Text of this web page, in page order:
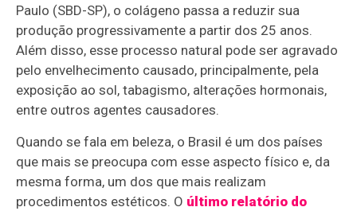
Paulo (SBD-SP), o colágeno passa a reduzir sua
produção progressivamente a partir dos 25 anos.
Além disso, esse processo natural pode ser agravado
pelo envelhecimento causado, principalmente, pela
exposição ao sol, tabagismo, alterações hormonais,
entre outros agentes causadores.
Quando se fala em beleza, o Brasil é um dos países
que mais se preocupa com esse aspecto físico e, da
mesma forma, um dos que mais realizam
procedimentos estéticos. O último relatório do